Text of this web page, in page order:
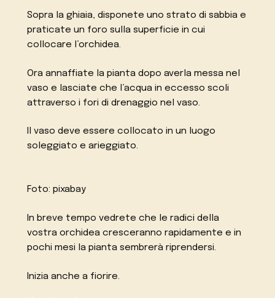
Sopra la ghiaia, disponete uno strato di sabbia e
praticate un foro sulla superficie in cui
collocare l’orchidea.
Ora annaffiate la pianta dopo averla messa nel
vaso e lasciate che l’acqua in eccesso scoli
attraverso i fori di drenaggio nel vaso.
Il vaso deve essere collocato in un luogo
soleggiato e arieggiato.
Foto: pixabay
In breve tempo vedrete che le radici della
vostra orchidea cresceranno rapidamente e in
pochi mesi la pianta sembrerà riprendersi.
Inizia anche a fiorire.